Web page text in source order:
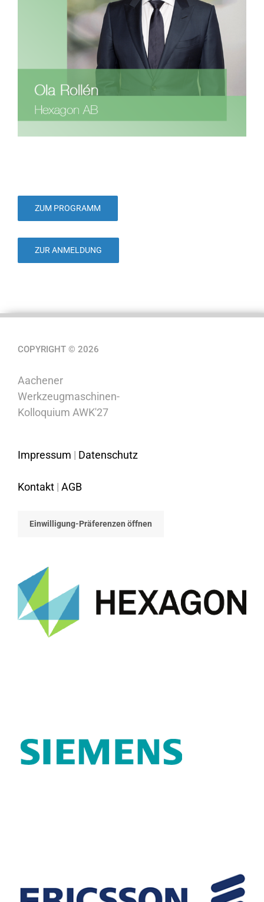
ZUM PROGRAMM
ZUR ANMELDUNG
COPYRIGHT © 2026
Aachener
Werkzeugmaschinen-
Kolloquium AWK'27
Impressum | Datenschutz
Kontakt | AGB
Einwilligung-Präferenzen öffnen